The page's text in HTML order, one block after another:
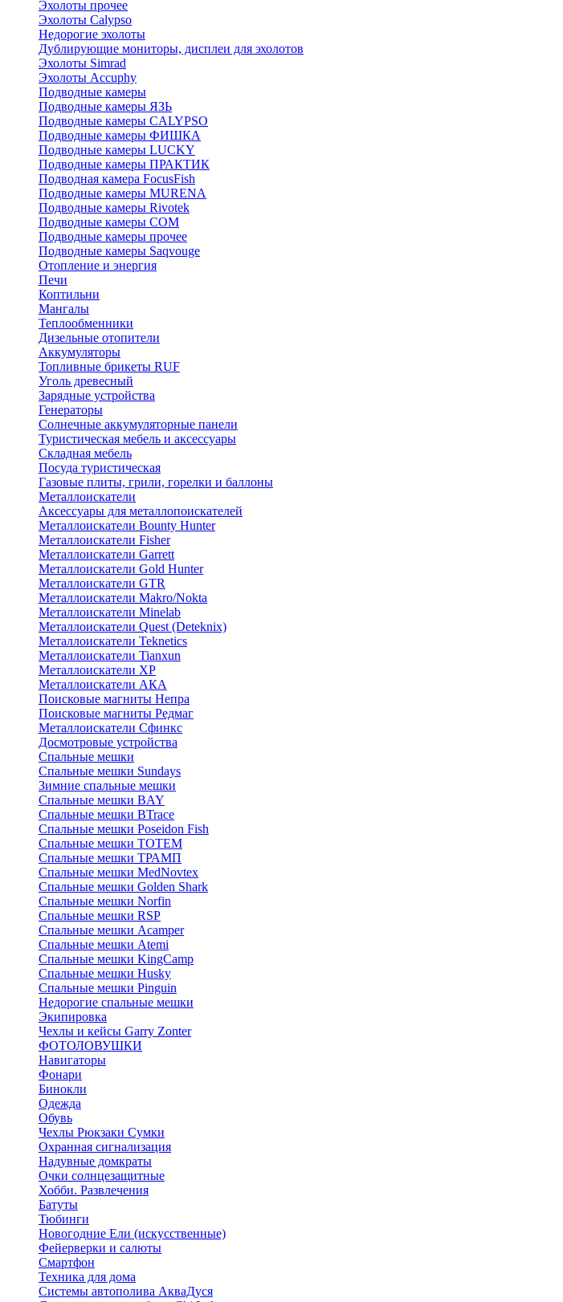
Эхолоты прочее
Эхолоты Calypso
Недорогие эхолоты
Дублирующие мониторы, дисплеи для эхолотов
Эхолоты Simrad
Эхолоты Accuphy
Подводные камеры
Подводные камеры ЯЗЬ
Подводные камеры CALYPSO
Подводные камеры ФИШКА
Подводные камеры LUCKY
Подводные камеры ПРАКТИК
Подводная камера FocusFish
Подводные камеры MURENA
Подводные камеры Rivotek
Подводные камеры СОМ
Подводные камеры прочее
Подводные камеры Saqvouge
Отопление и энергия
Печи
Коптильни
Мангалы
Теплообменники
Дизельные отопители
Аккумуляторы
Топливные брикеты RUF
Уголь древесный
Зарядные устройства
Генераторы
Солнечные аккумуляторные панели
Туристическая мебель и аксессуары
Складная мебель
Посуда туристическая
Газовые плиты, грили, горелки и баллоны
Металлоискатели
Аксессуары для металлопоискателей
Металлоискатели Bounty Hunter
Металлоискатели Fisher
Металлоискатели Garrett
Металлоискатели Gold Hunter
Металлоискатели GTR
Металлоискатели Makro/Nokta
Металлоискатели Minelab
Металлоискатели Quest (Deteknix)
Металлоискатели Teknetics
Металлоискатели Tianxun
Металлоискатели XP
Металлоискатели АКА
Поисковые магниты Непра
Поисковые магниты Редмаг
Металлоискатели Сфинкс
Досмотровые устройства
Спальные мешки
Спальные мешки Sundays
Зимние спальные мешки
Спальные мешки BAY
Спальные мешки BTrace
Спальные мешки Poseidon Fish
Спальные мешки ТОТЕМ
Спальные мешки ТРАМП
Cпальные мешки MedNovtex
Спальные мешки Golden Shark
Спальные мешки Norfin
Спальные мешки RSP
Спальные мешки Acamper
Спальные мешки Atemi
Спальные мешки KingCamp
Спальные мешки Husky
Спальные мешки Pinguin
Недорогие спальные мешки
Экипировка
Чехлы и кейсы Garry Zonter
ФОТОЛОВУШКИ
Навигаторы
Фонари
Бинокли
Одежда
Обувь
Чехлы Рюкзаки Сумки
Охранная сигнализация
Надувные домкраты
Очки солнцезащитные
Хобби. Развлечения
Батуты
Тюбинги
Новогодние Ели (искусственные)
Фейерверки и салюты
Смартфон
Техника для дома
Системы автополива АкваДуся